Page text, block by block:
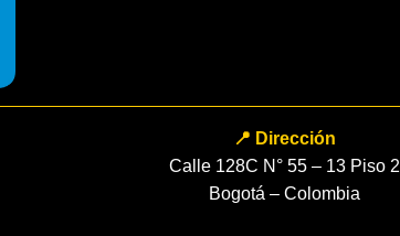
📍 Dirección
Calle 128C N° 55 – 13 Piso 2
Bogotá – Colombia